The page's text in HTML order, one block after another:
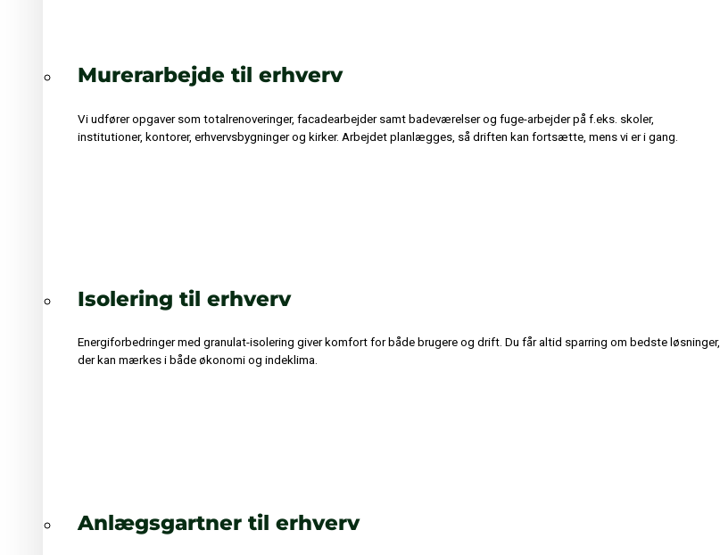
Murerarbejde til erhverv
Vi udfører opgaver som totalrenoveringer, facadearbejder samt badeværelser og fuge-arbejder på f.eks. skoler,
institutioner, kontorer, erhvervsbygninger og kirker. Arbejdet planlægges, så driften kan fortsætte, mens vi er i gang.
Isolering til erhverv
Energiforbedringer med granulat-isolering giver komfort for både brugere og drift. Du får altid sparring om bedste løsninger,
der kan mærkes i både økonomi og indeklima.
Anlægsgartner til erhverv